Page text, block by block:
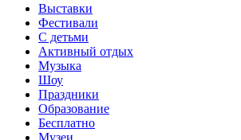
Выставки
Фестивали
С детьми
Активный отдых
Музыка
Шоу
Праздники
Образование
Бесплатно
Музеи